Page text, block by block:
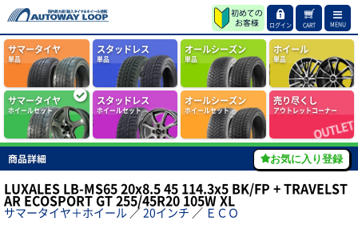
ログイン CART MENU
サマータイヤ
単品
スタッドレス
単品
オールシーズン
単品
ホイール
単品
サマータイヤ
ホイールセット
スタッドレス
ホイールセット
オールシーズン
ホイールセット
売り尽くし
アウトレットコーナー
商品詳細 お気に入り登録
LUXALES LB-MS65 20x8.5 45 114.3x5 BK/FP + TRAVELST
AR ECOSPORT GT 255/45R20 105W XL
サマータイヤ＋ホイール ／20インチ ／ ＥＣＯ